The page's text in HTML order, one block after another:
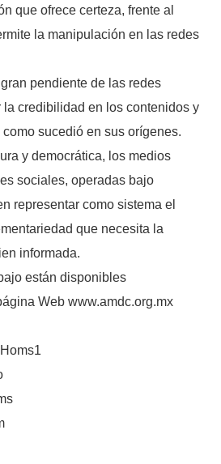
que ofrece certeza, frente al
la manipulación en las redes
pendiente de las redes
credibilidad en los contenidos y
sucedió en sus orígenes.
y democrática, los medios
sociales, operadas bajo
representar como sistema el
que necesita la
informada.
están disponibles
Web www.amdc.org.mx